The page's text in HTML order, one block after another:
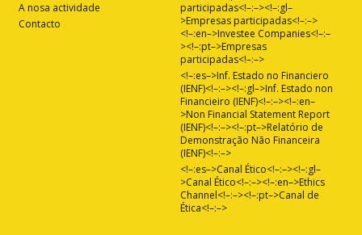
A nosa actividade
Contacto
participadas<!–:–><!–:gl–
>Empresas participadas<!–:–>
<!–:en–>Investee Companies<!–:–
><!–:pt–>Empresas
participadas<!–:–>
<!–:es–>Inf. Estado no Financiero
(IENF)<!–:–><!–:gl–>Inf. Estado non
Financieiro (IENF)<!–:–><!–:en–
>Non Financial Statement Report
(IENF)<!–:–><!–:pt–>Relatório de
Demonstração Não Financeira
(IENF)<!–:–>
<!–:es–>Canal Ético<!–:–><!–:gl–
>Canal Ético<!–:–><!–:en–>Ethics
Channel<!–:–><!–:pt–>Canal de
Ética<!–:–>